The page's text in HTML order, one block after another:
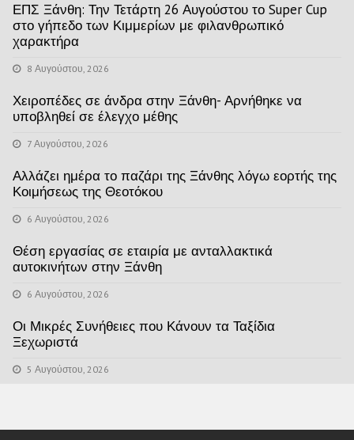
ΕΠΣ Ξάνθη: Την Τετάρτη 26 Αυγούστου το Super Cup
στο γήπεδο των Κιμμερίων με φιλανθρωπικό
χαρακτήρα
8 Αυγούστου, 2026
Χειροπέδες σε άνδρα στην Ξάνθη- Αρνήθηκε να
υποβληθεί σε έλεγχο μέθης
7 Αυγούστου, 2026
Αλλάζει ημέρα το παζάρι της Ξάνθης λόγω εορτής της
Κοιμήσεως της Θεοτόκου
6 Αυγούστου, 2026
Θέση εργασίας σε εταιρία με ανταλλακτικά
αυτοκινήτων στην Ξάνθη
6 Αυγούστου, 2026
Οι Μικρές Συνήθειες που Κάνουν τα Ταξίδια
Ξεχωριστά
5 Αυγούστου, 2026